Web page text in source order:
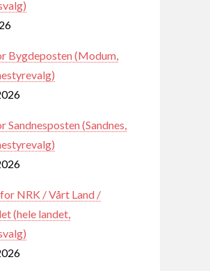
Bygdeposten (Modum,
Sandnesposten (Sandnes,
NRK / Vårt Land /
(hele landet,